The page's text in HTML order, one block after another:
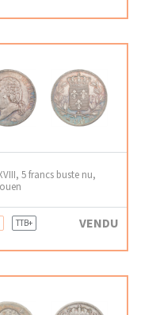
5 francs buste nu,
TTB+ VENDU